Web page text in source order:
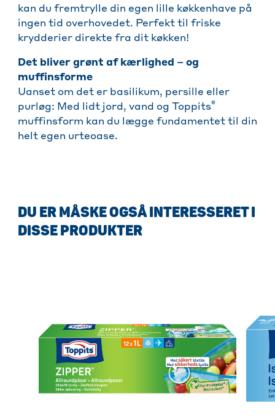
kan du fremtrylle din egen lille køkkenhave på
ingen tid overhovedet. Perfekt til friske
krydderier direkte fra dit køkken!
Det bliver grønt af kærlighed – og
muffinsforme
Uanset om det er basilikum, persille eller
purløg: Med lidt jord, vand og Toppits®
muffinsform kan du lægge fundamentet til din
helt egen urteoase.
DU ER MÅSKE OGSÅ INTERESSERET I
DISSE PRODUKTER